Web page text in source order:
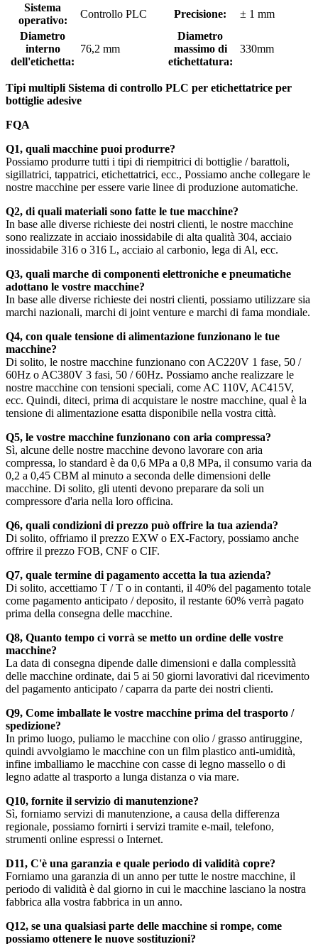
Sistema
operativo:
Controllo PLC Precisione:
± 1 mm
Diametro
interno
dell'etichetta:
76,2 mm
Diametro
massimo di
etichettatura:
330mm
Tipi multipli Sistema di controllo PLC per etichettatrice per
bottiglie adesive
FQA
Q1, quali macchine puoi produrre?
Possiamo produrre tutti i tipi di riempitrici di bottiglie / barattoli,
sigillatrici, tappatrici, etichettatrici, ecc., Possiamo anche collegare le
nostre macchine per essere varie linee di produzione automatiche.
Q2, di quali materiali sono fatte le tue macchine?
In base alle diverse richieste dei nostri clienti, le nostre macchine
sono realizzate in acciaio inossidabile di alta qualità 304, acciaio
inossidabile 316 o 316 L, acciaio al carbonio, lega di Al, ecc.
Q3, quali marche di componenti elettroniche e pneumatiche
adottano le vostre macchine?
In base alle diverse richieste dei nostri clienti, possiamo utilizzare sia
marchi nazionali, marchi di joint venture e marchi di fama mondiale.
Q4, con quale tensione di alimentazione funzionano le tue
macchine?
Di solito, le nostre macchine funzionano con AC220V 1 fase, 50 /
60Hz o AC380V 3 fasi, 50 / 60Hz. Possiamo anche realizzare le
nostre macchine con tensioni speciali, come AC 110V, AC415V,
ecc. Quindi, diteci, prima di acquistare le nostre macchine, qual è la
tensione di alimentazione esatta disponibile nella vostra città.
Q5, le vostre macchine funzionano con aria compressa?
Sì, alcune delle nostre macchine devono lavorare con aria
compressa, lo standard è da 0,6 MPa a 0,8 MPa, il consumo varia da
0,2 a 0,45 CBM al minuto a seconda delle dimensioni delle
macchine. Di solito, gli utenti devono preparare da soli un
compressore d'aria nella loro officina.
Q6, quali condizioni di prezzo può offrire la tua azienda?
Di solito, offriamo il prezzo EXW o EX-Factory, possiamo anche
offrire il prezzo FOB, CNF o CIF.
Q7, quale termine di pagamento accetta la tua azienda?
Di solito, accettiamo T / T o in contanti, il 40% del pagamento totale
come pagamento anticipato / deposito, il restante 60% verrà pagato
prima della consegna delle macchine.
Q8, Quanto tempo ci vorrà se metto un ordine delle vostre
macchine?
La data di consegna dipende dalle dimensioni e dalla complessità
delle macchine ordinate, dai 5 ai 50 giorni lavorativi dal ricevimento
del pagamento anticipato / caparra da parte dei nostri clienti.
Q9, Come imballate le vostre macchine prima del trasporto /
spedizione?
In primo luogo, puliamo le macchine con olio / grasso antiruggine,
quindi avvolgiamo le macchine con un film plastico anti-umidità,
infine imballiamo le macchine con casse di legno massello o di
legno adatte al trasporto a lunga distanza o via mare.
Q10, fornite il servizio di manutenzione?
Sì, forniamo servizi di manutenzione, a causa della differenza
regionale, possiamo fornirti i servizi tramite e-mail, telefono,
strumenti online espressi o Internet.
D11, C'è una garanzia e quale periodo di validità copre?
Forniamo una garanzia di un anno per tutte le nostre macchine, il
periodo di validità è dal giorno in cui le macchine lasciano la nostra
fabbrica alla vostra fabbrica in un anno.
Q12, se una qualsiasi parte delle macchine si rompe, come
possiamo ottenere le nuove sostituzioni?